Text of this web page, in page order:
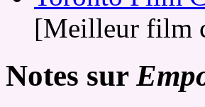
[Meilleur film
Notes sur